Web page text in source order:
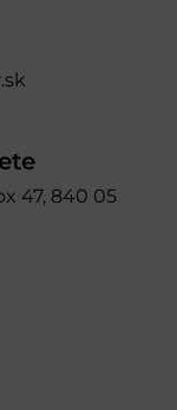
47, 840 05